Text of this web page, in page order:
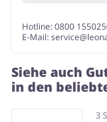
Hotline: 0800
E-Mail:
Siehe auch
in den
3